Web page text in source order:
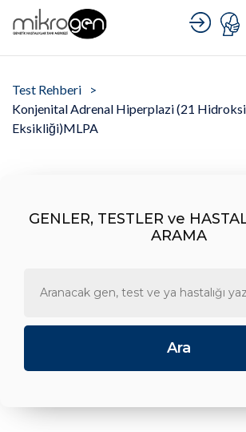
Test Rehberi
Konjenital Adrenal Hiperplazi (21
Eksikliği)MLPA
GENLER, TESTLER ve
ARAMA